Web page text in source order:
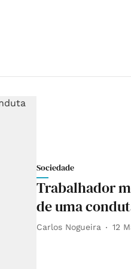
Sociedade
Trabalhador
de uma
Carlos Nogueira 12